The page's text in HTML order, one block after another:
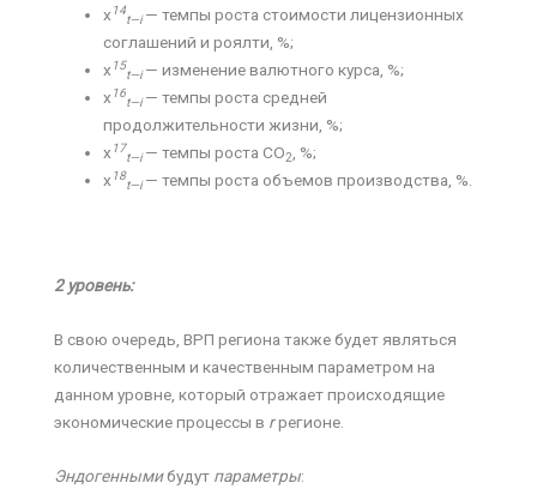
х 14
t—i— темпы роста стоимости лицензионных
соглашений и роялти, %;
х 15
t—i— изменение валютного курса, %;
х 16
t—i— темпы роста средней
продолжительности жизни, %;
х 17
t—i— темпы роста СО2 , %;
х 18
t—i— темпы роста объемов производства, %.
2 уровень:
В свою очередь, ВРП региона также будет являться
количественным и качественным параметром на
данном уровне, который отражает происходящие
экономические процессы в rрегионе.
Эндогеннымибудут параметры: